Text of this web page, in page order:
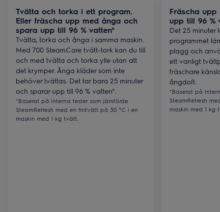
Tvätta och torka i ett program.
Eller fräscha upp med ånga och
spara upp till 96 % vatten*
Tvätta, torka och ånga i samma maskin.
Med 700 SteamCare tvätt-tork kan du till
och med tvätta och torka ylle utan att
det krymper. Ånga kläder som inte
behöver tvättas. Det tar bara 25 minuter
och sparar upp till 96 % vatten*.
*Baserat på interna tester som jämförde
SteamRefresh med en fintvätt på 30 °C i en
maskin med 1 kg tvätt.
Fräscha
upp till 96 %
Det 25 minuter
programmet
plagg och
ett vanligt
fräschare
ångdoft.
*Baserat på
SteamRefresh
maskin med 1 kg